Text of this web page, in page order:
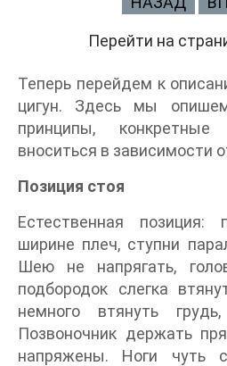
Перейти на
Теперь перейдем к
цигун. Здесь мы
принципы,
вноситься в зависимости
Позиция стоя
Естественная позиция:
ширине плеч, ступни
Шею не напрягать,
подбородок слегка
немного втянуть
Позвоночник держать
напряжены. Ноги чуть